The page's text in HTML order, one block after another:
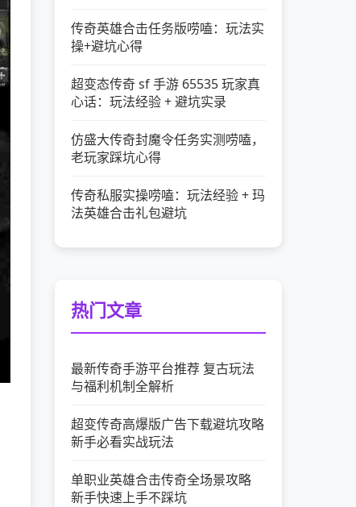
传奇英雄合击任务版唠嗑：玩法实
操+避坑心得
超变态传奇 sf 手游 65535 玩家真
心话：玩法经验 + 避坑实录
仿盛大传奇封魔令任务实测唠嗑，
老玩家踩坑心得
传奇私服实操唠嗑：玩法经验 + 玛
法英雄合击礼包避坑
热门文章
最新传奇手游平台推荐 复古玩法
与福利机制全解析
超变传奇高爆版广告下载避坑攻略
新手必看实战玩法
单职业英雄合击传奇全场景攻略
新手快速上手不踩坑